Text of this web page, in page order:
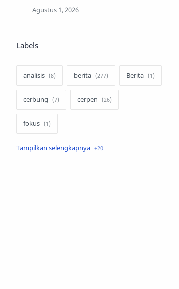
Labels
analisis berita Berita
cerbung cerpen
fokus
hukum internasional